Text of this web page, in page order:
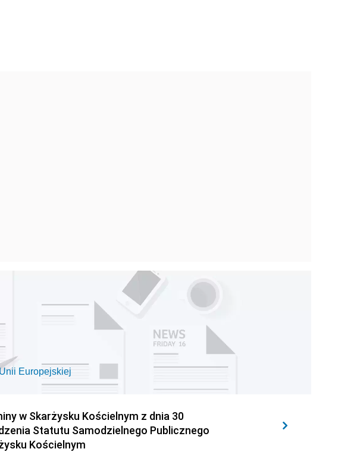
Europejskiej
w Skarżysku Kościelnym z dnia 30
Statutu Samodzielnego Publicznego
Kościelnym